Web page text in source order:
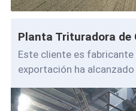
Planta Trituradora
Este cliente es
exportación ha